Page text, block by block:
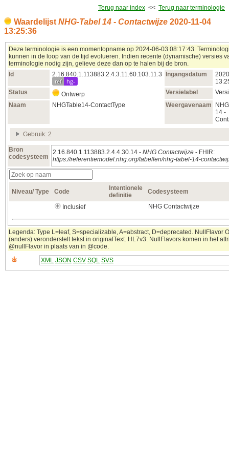
Terug naar index << Terug naar terminologie
Waardelijst NHG-Tabel 14 - Contactwijze 2020‑11‑04
13:25:36
Deze terminologie is een momentopname op 2024‑06‑03 08:17:43.
kunnen in de loop van de tijd evolueren. Indien recente (dynamische) versies
terminologie nodig zijn, gelieve deze dan op te halen bij de bron.
Id
2.16.840.1.113883.2.4.3.11.60.103.11.3
ref hg-
Ingangsdatum
Status
Ontwerp Versielabel
Naam
NHGTable14-ContactType Weergavenaam
14 -
Gebruik: 2
Bron
codesysteem
2.16.840.1.113883.2.4.4.30.14 - NHG Contactwijze - FHIR:
https://referentiemodel.nhg.org/tabellen/nhg-tabel-14-
Niveau/ Type Code
Intentionele
definitie
Codesysteem
Inclusief NHG Contactwijze
Legenda: Type L=leaf, S=specializable, A=abstract, D=deprecated. NullFlavor
(anders) veronderstelt tekst in originalText. HL7v3: NullFlavors komen in het
@nullFlavor in plaats van in @code.
XML JSON CSV SQL SVS